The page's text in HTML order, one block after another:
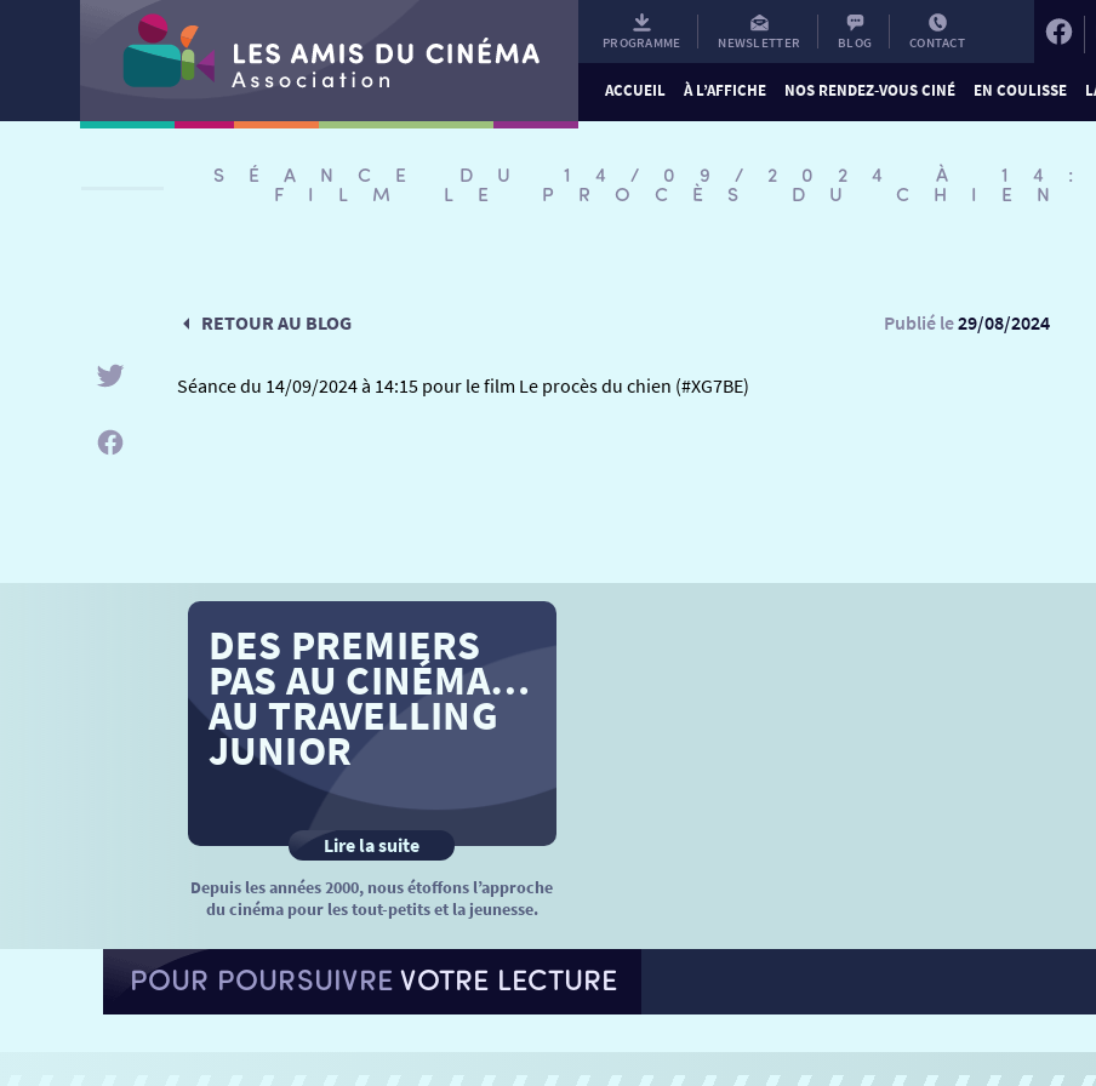
PROGRAMME NEWSLETTER BLOG CONTACT
ACCUEIL À L’AFFICHE NOS RENDEZ-VOUS CINÉ EN COULISSE
SÉANCE DU 14/09/2024 À
FILM LE PROCÈS DU CHIEN
RETOUR AU BLOG Publié le29/08/2024
Séance du 14/09/2024 à 14:15 pour le film Le procès du chien (#XG7BE)
DES PREMIERS
PAS AU CINÉMA…
AU TRAVELLING
JUNIOR
Lire la suite
Depuis les années 2000, nous étoffons l’approche
du cinéma pour les tout-petits et la jeunesse.
POUR POURSUIVREVOTRE LECTURE